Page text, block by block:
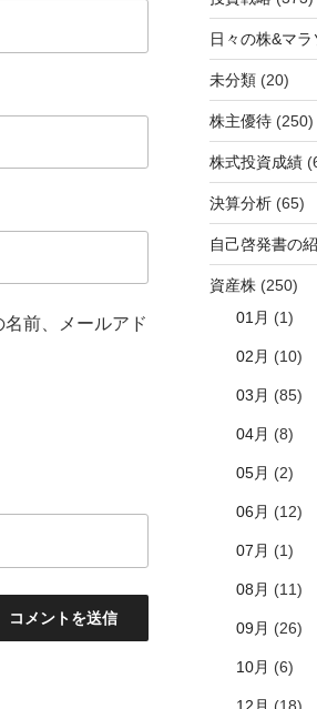
前、メールアド
日々の株&マ
未分類(20)
株主優待(250)
株式投資成績
決算分析(65)
自己啓発書の
資産株(250)
01月 (1)
02月 (10)
03月 (85)
04月 (8)
05月 (2)
06月 (12)
07月 (1)
08月 (11)
09月 (26)
10月 (6)